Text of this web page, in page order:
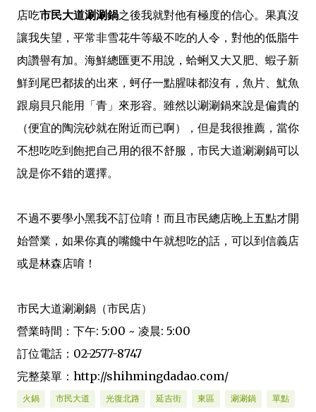
店吃市民大道涮涮鍋之後我就對他有極度的信心。果真沒
讓我失望，平常非雪花牛等級不吃的人令，對他的低脂牛
肉讚譽有加。海鮮總匯更不用說，蛤蜊又大又肥、蝦子新
鮮到尾巴都拔的出來，蚵仔一點腥味都沒有，魚片、魷魚
跟扇貝只能用「青」來形容。雖然以涮涮鍋來說是偏貴的
（便宜的陶浣砂就在附近而已啊），但是我很推薦，當你
不想吃吃到飽把自己用的很不舒服，市民大道涮涮鍋可以
說是你不錯的選擇。
不過不要學小黑我不訂位唷！而且市民總店晚上五點才開
始營業，如果你真的嘴饞中午就想吃的話，可以到信義店
或是林森店唷！
市民大道涮涮鍋（市民店）
營業時間：下午: 5:00 ~ 凌晨: 5:00
訂位電話：02-2577-8747
完整菜單：http://shihmingdadao.com/
火鍋 市民大道 光復北路 延吉街 東區 涮涮鍋 單點